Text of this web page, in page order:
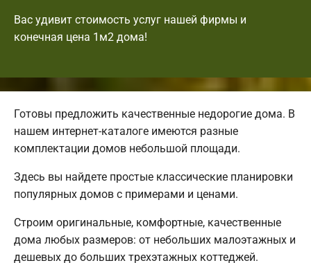
Вас удивит стоимость услуг нашей фирмы и
конечная цена 1м2 дома!
Готовы предложить качественные недорогие дома. В
нашем интернет-каталоге имеются разные
комплектации домов небольшой площади.
Здесь вы найдете простые классические планировки
популярных домов с примерами и ценами.
Строим оригинальные, комфортные, качественные
дома любых размеров: от небольших малоэтажных и
дешевых до больших трехэтажных коттеджей.